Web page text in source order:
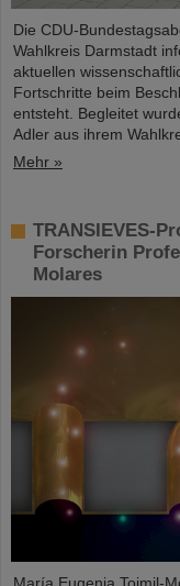
Die CDU-
Wahlkreis Darmstadt
aktuellen
Fortschritte beim
entsteht. Begleitet
Adler aus ihrem
Mehr »
TRANSIEVES-
Forscherin
Molares